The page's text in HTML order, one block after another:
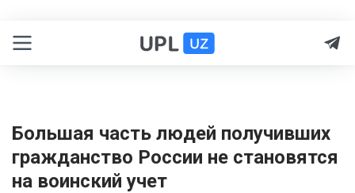
Большая часть людей получивших
гражданство России не становятся
на воинский учет